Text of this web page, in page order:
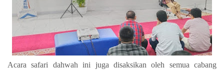
Acara safari dahwah ini juga disaksikan oleh semua cabang